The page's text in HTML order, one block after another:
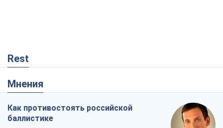
Rest
Мнения
Как противостоять российской
баллистике